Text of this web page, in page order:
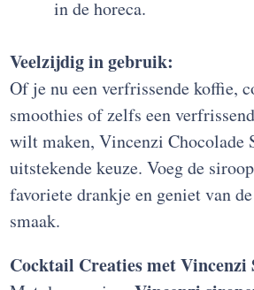
in de horeca.
Veelzijdig in gebruik:
Of je nu een verfrissende koffie,
smoothies of zelfs een
wilt maken, Vincenzi Chocolade
uitstekende keuze. Voeg de
favoriete drankje en geniet van
smaak.
Cocktail Creaties met Vincenzi